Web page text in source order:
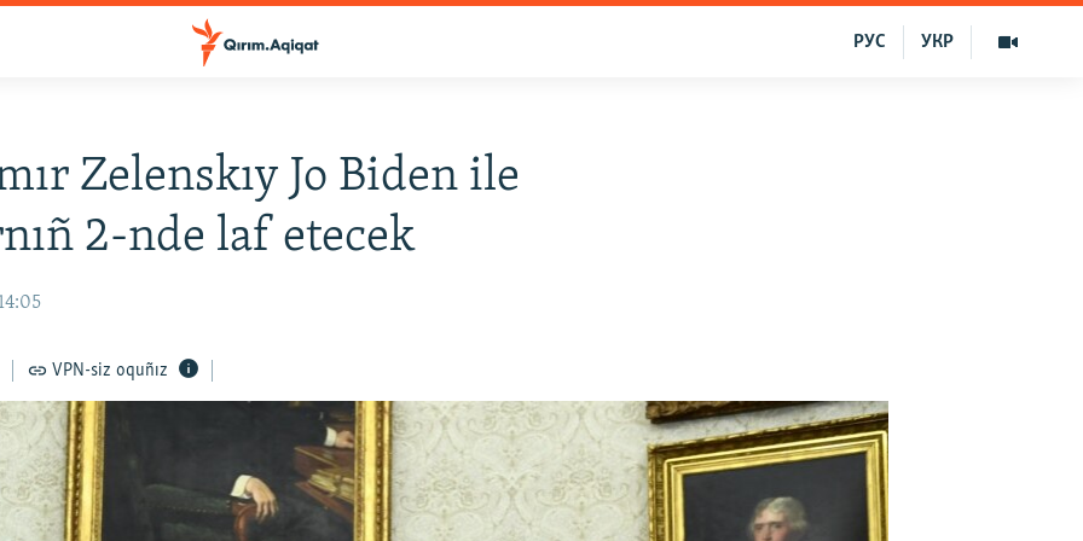
УКР
РУС
Zelenskıy Jo Biden ile
2-nde laf etecek
VPN-siz oquñız